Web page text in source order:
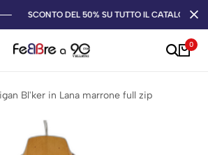
SCONTO DEL 50% SU TUTTO IL CATALOGO
0
Bl'ker in Lana marrone full zip